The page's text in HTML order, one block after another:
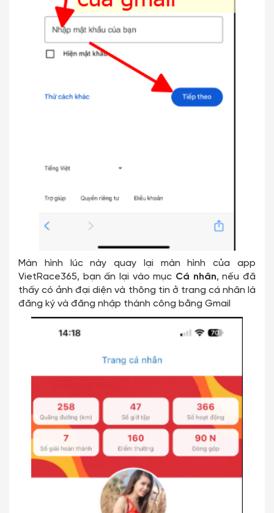
Màn hình lúc này quay lại màn hình của app
VietRace365, bạn ấn lại vào mục Cá nhân, nếu đã
thấy có ảnh đại diện và thông tin ở trang cá nhân là
đăng ký và đăng nhập thành công bằng Gmail